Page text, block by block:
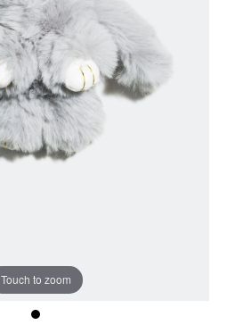
Touch to zoom